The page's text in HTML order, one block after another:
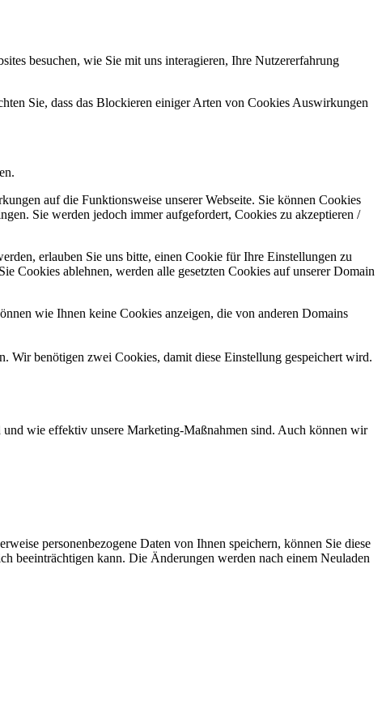
besuchen, wie Sie mit uns interagieren, Ihre Nutzererfahrung
Sie, dass das Blockieren einiger Arten von Cookies Auswirkungen
auf die Funktionsweise unserer Webseite. Sie können Cookies
Sie werden jedoch immer aufgefordert, Cookies zu akzeptieren /
erlauben Sie uns bitte, einen Cookie für Ihre Einstellungen zu
Cookies ablehnen, werden alle gesetzten Cookies auf unserer Domain
wie Ihnen keine Cookies anzeigen, die von anderen Domains
Wir benötigen zwei Cookies, damit diese Einstellung gespeichert wird.
und wie effektiv unsere Marketing-Maßnahmen sind. Auch können wir
personenbezogene Daten von Ihnen speichern, können Sie diese
beeinträchtigen kann. Die Änderungen werden nach einem Neuladen